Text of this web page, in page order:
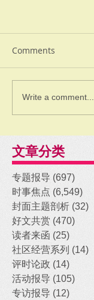
Comments
Write a comment...
文章分类
专题报导 (697)
时事焦点 (6,549)
封面主题剖析 (32)
好文共赏 (470)
读者来函 (25)
社区经营系列 (14)
评时论政 (14)
活动报导 (105)
专访报导 (12)